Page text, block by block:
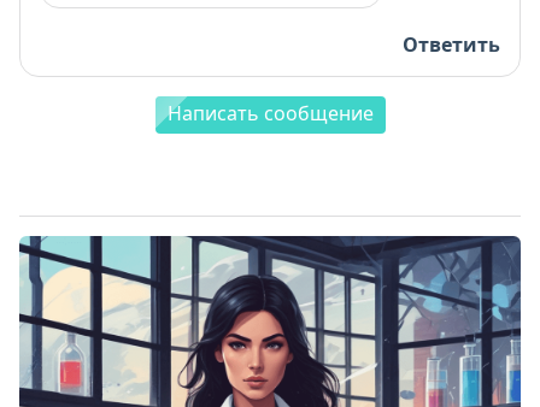
Ответить
Написать сообщение